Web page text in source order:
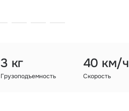
3 кг
Грузоподъемность
40 км/ч
Скорость